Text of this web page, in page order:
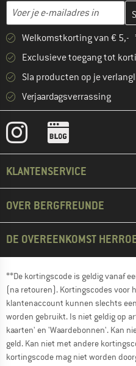
E-mailadres
Vul je e-mailadres hier in en
Welkomstkorting van € 5,-
Exclusieve toegang tot
Sla producten op je
Verjaardagsverrassing
KLANTENSERVICE
OVER BERGFREUNDE
DE OVEREENKOMST
**De kortingscode is geldig vanaf
(na retouren). Kortingscodes voor
klantenaccount kunnen slechts
worden gebruikt. Is niet geldig op
kaarten' en 'Waardebonnen'. Kan
geld. Kan niet met andere
kortingscode mag niet worden